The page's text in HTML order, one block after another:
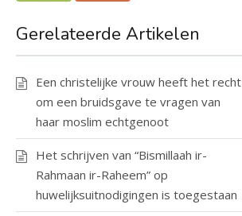
Gerelateerde Artikelen
Een christelijke vrouw heeft het recht
om een bruidsgave te vragen van
haar moslim echtgenoot
Het schrijven van “Bismillaah ir-
Rahmaan ir-Raheem” op
huwelijksuitnodigingen is toegestaan